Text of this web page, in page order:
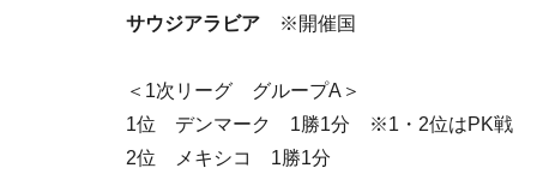
サウジアラビア ※開催国
＜1次リーグ グループA＞
1位 デンマーク 1勝1分 ※1・2位はPK戦
2位 メキシコ 1勝1分